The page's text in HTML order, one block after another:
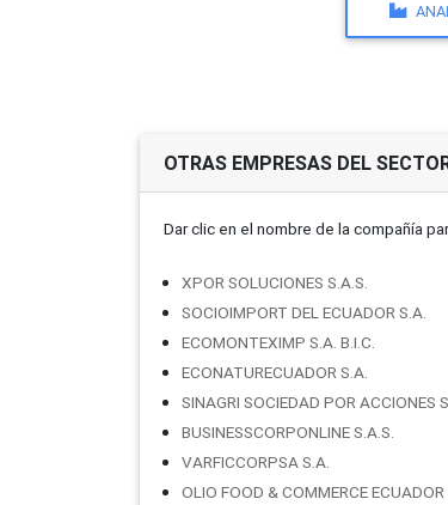
OTRAS EMPRESAS DEL
Dar clic en el nombre de la compañí­a
XPOR SOLUCIONES S.A.S.
SOCIOIMPORT DEL ECUADOR S.A.
ECOMONTEXIMP S.A. B.I.C.
ECONATURECUADOR S.A.
SINAGRI SOCIEDAD POR ACCIONES
BUSINESSCORPONLINE S.A.S.
VARFICCORPSA S.A.
OLIO FOOD & COMMERCE